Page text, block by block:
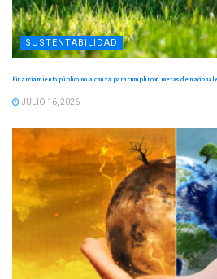
SUSTENTABILIDAD
Financiamiento público no alcanza para cumplir con metas de
JULIO 16, 2026